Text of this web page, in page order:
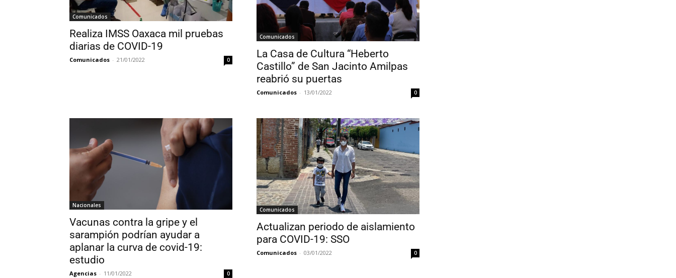
Comunicados
Realiza IMSS Oaxaca mil pruebas
diarias de COVID-19
Comunicados - 21/01/2022 0
Comunicados
La Casa de Cultura “Heberto
Castillo” de San Jacinto Amilpas
reabrió su puertas
Comunicados - 13/01/2022 0
Nacionales
Vacunas contra la gripe y el
sarampión podrían ayudar a
aplanar la curva de covid-19:
estudio
Agencias - 11/01/2022 0
Comunicados
Actualizan periodo de aislamiento
para COVID-19: SSO
Comunicados - 03/01/2022 0